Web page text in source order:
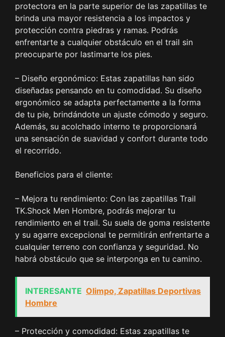
protectora en la parte superior de las zapatillas te
brinda una mayor resistencia a los impactos y
protección contra piedras y ramas. Podrás
enfrentarte a cualquier obstáculo en el trail sin
preocuparte por lastimarte los pies.
– Diseño ergonómico: Estas zapatillas han sido
diseñadas pensando en tu comodidad. Su diseño
ergonómico se adapta perfectamente a la forma
de tu pie, brindándote un ajuste cómodo y seguro.
Además, su acolchado interno te proporcionará
una sensación de suavidad y confort durante todo
el recorrido.
Beneficios para el cliente:
– Mejora tu rendimiento: Con las zapatillas Trail
TK.Shock Men Hombre, podrás mejorar tu
rendimiento en el trail. Su suela de goma resistente
y su agarre excepcional te permitirán enfrentarte a
cualquier terreno con confianza y seguridad. No
habrá obstáculo que se interponga en tu camino.
INTERESANTE Olimpo, Zapatillas Deportivas
Hombre
– Protección y comodidad: Estas zapatillas te